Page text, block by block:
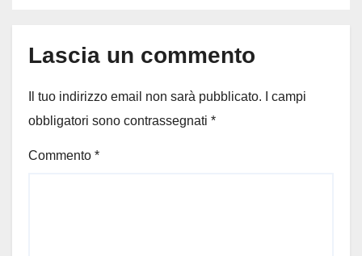
Lascia un commento
Il tuo indirizzo email non sarà pubblicato.
I campi
obbligatori sono contrassegnati *
Commento *